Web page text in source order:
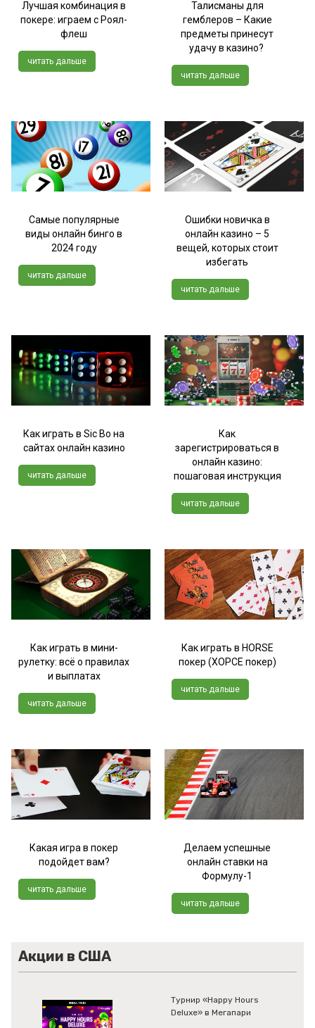
Лучшая комбинация в
покере: играем с Роял-
флеш
читать дальше
Талисманы для
гемблеров – Какие
предметы принесут
удачу в казино?
читать дальше
Самые популярные
виды онлайн бинго в
2024 году
читать дальше
Ошибки новичка в
онлайн казино – 5
вещей, которых стоит
избегать
читать дальше
Как играть в Sic Bo на
сайтах онлайн казино
читать дальше
Как
зарегистрироваться в
онлайн казино:
пошаговая инструкция
читать дальше
Как играть в мини-
рулетку: всё о правилах
и выплатах
читать дальше
Как играть в HORSE
покер (ХОРСЕ покер)
читать дальше
Какая игра в покер
подойдет вам?
читать дальше
Делаем успешные
онлайн ставки на
Формулу-1
читать дальше
Акции в США
Турнир «Happy Hours
Deluxe» в Мегапари